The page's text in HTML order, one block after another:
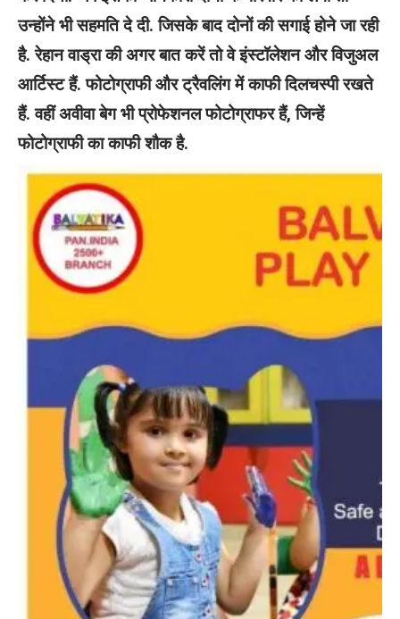
उन्होंने भी सहमति दे दी. जिसके बाद दोनों की सगाई होने जा रही
है. रेहान वाड्रा की अगर बात करें तो वे इंस्टॉलेशन और विजुअल
आर्टिस्ट हैं. फोटोग्राफी और ट्रैवलिंग में काफी दिलचस्पी रखते
हैं. वहीं अवीवा बेग भी प्रोफेशनल फोटोग्राफर हैं, जिन्हें
फोटोग्राफी का काफी शौक है.